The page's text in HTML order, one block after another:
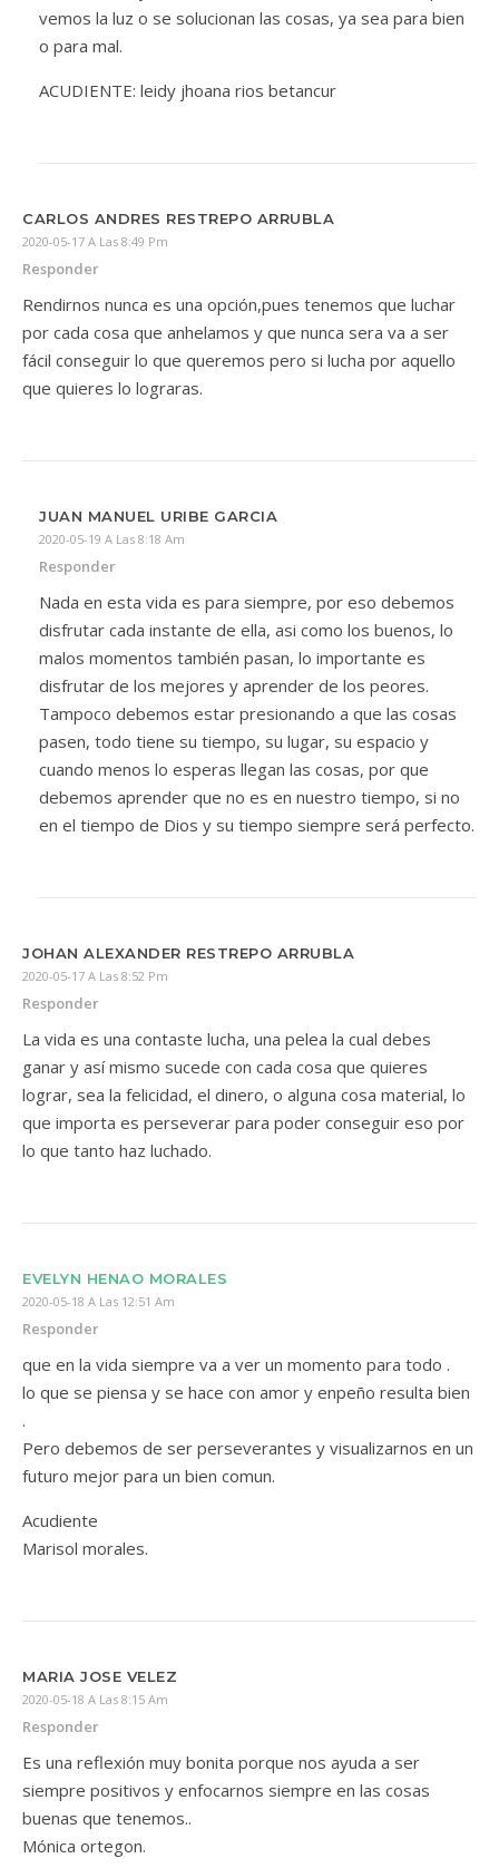
vemos la luz o se solucionan las cosas, ya sea para bien
o para mal.
ACUDIENTE: leidy jhoana rios betancur
CARLOS ANDRES RESTREPO ARRUBLA
2020-05-17 A Las 8:49 Pm
Responder
Rendirnos nunca es una opción,pues tenemos que luchar
por cada cosa que anhelamos y que nunca sera va a ser
fácil conseguir lo que queremos pero si lucha por aquello
que quieres lo lograras.
JUAN MANUEL URIBE GARCIA
2020-05-19 A Las 8:18 Am
Responder
Nada en esta vida es para siempre, por eso debemos
disfrutar cada instante de ella, asi como los buenos, lo
malos momentos también pasan, lo importante es
disfrutar de los mejores y aprender de los peores.
Tampoco debemos estar presionando a que las cosas
pasen, todo tiene su tiempo, su lugar, su espacio y
cuando menos lo esperas llegan las cosas, por que
debemos aprender que no es en nuestro tiempo, si no
en el tiempo de Dios y su tiempo siempre será perfecto.
JOHAN ALEXANDER RESTREPO ARRUBLA
2020-05-17 A Las 8:52 Pm
Responder
La vida es una contaste lucha, una pelea la cual debes
ganar y así mismo sucede con cada cosa que quieres
lograr, sea la felicidad, el dinero, o alguna cosa material, lo
que importa es perseverar para poder conseguir eso por
lo que tanto haz luchado.
EVELYN HENAO MORALES
2020-05-18 A Las 12:51 Am
Responder
que en la vida siempre va a ver un momento para todo .
lo que se piensa y se hace con amor y enpeño resulta bien
.
Pero debemos de ser perseverantes y visualizarnos en un
futuro mejor para un bien comun.
Acudiente
Marisol morales.
MARIA JOSE VELEZ
2020-05-18 A Las 8:15 Am
Responder
Es una reflexión muy bonita porque nos ayuda a ser
siempre positivos y enfocarnos siempre en las cosas
buenas que tenemos..
Mónica ortegon.